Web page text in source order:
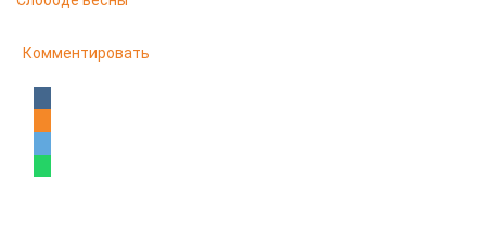
Комментировать